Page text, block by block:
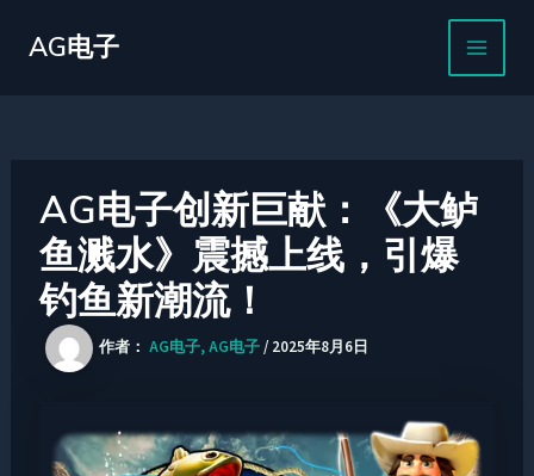
AG电子
MAIN
MENU
AG电子创新巨献：《大鲈
鱼溅水》震撼上线，引爆
钓鱼新潮流！
作者： AG电子, AG电子/ 2025年8月6日